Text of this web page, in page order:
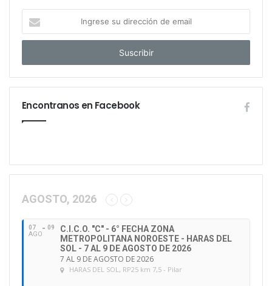
g
e
s
s
e
c
ó
Encontranos en Facebook
AGOSTO, 2026
07
AGO
09
C.I.C.O. "C" - 6° FECHA ZONA
METROPOLITANA NOROESTE - HARAS DEL
SOL - 7 AL 9 DE AGOSTO DE 2026
7 AL 9 DE AGOSTO DE 2026
HARAS DEL SOL, RP25 km 7,5 - Pilar